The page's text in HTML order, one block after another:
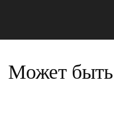
Может быть